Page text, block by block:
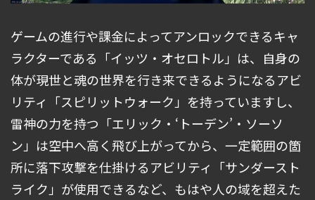
ゲームの進行や課金によってアンロックできるキャ
ラクターである「イッツ・オセロトル」は、自身の
体が現世と魂の世界を行き来できるようになるアビ
リティ「スピリットウォーク」を持っていますし、
雷神の力を持つ「エリック・‘トーデン’・ソーソ
ン」は空中へ高く飛び上がってから、一定範囲の箇
所に落下攻撃を仕掛けるアビリティ「サンダースト
ライク」が使用できるなど、もはや人の域を超えた